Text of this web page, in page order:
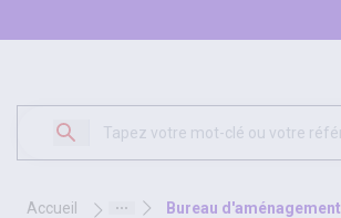
accueil bureau d'aménagement